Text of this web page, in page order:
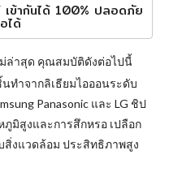
ข้ากันได้ 100% ปลอดภัย
ได้
ล่าสุด คุณสมบัติดังต่อไปนี้
นทำจากลิเธียมไอออนระดับ
Panasonic และ LG ชิป
มิสูงและการสึกหรอ เปลือก
สิ่งแวดล้อม ประสิทธิภาพสูง